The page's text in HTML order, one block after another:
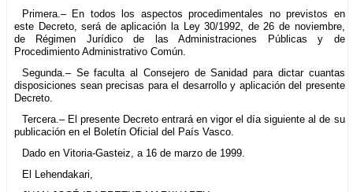
Primera.– En todos los aspectos procedimentales no previstos en
este Decreto, será de aplicación la Ley 30/1992, de 26 de noviembre,
de Régimen Jurídico de las Administraciones Públicas y de
Procedimiento Administrativo Común.
Segunda.– Se faculta al Consejero de Sanidad para dictar cuantas
disposiciones sean precisas para el desarrollo y aplicación del presente
Decreto.
Tercera.– El presente Decreto entrará en vigor el día siguiente al de su
publicación en el Boletín Oficial del País Vasco.
Dado en Vitoria-Gasteiz, a 16 de marzo de 1999.
El Lehendakari,